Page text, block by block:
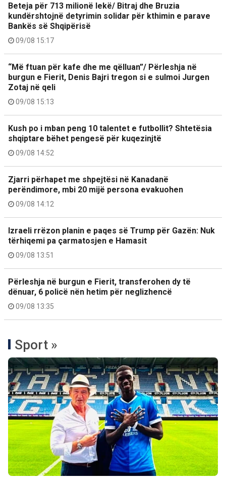
Beteja për 713 milionë lekë/ Bitraj dhe Bruzia
kundërshtojnë detyrimin solidar për kthimin e parave
Bankës së Shqipërisë
09/08 15:17
“Më ftuan për kafe dhe me qëlluan”/ Përleshja në
burgun e Fierit, Denis Bajri tregon si e sulmoi Jurgen
Zotaj në qeli
09/08 15:13
Kush po i mban peng 10 talentet e futbollit? Shtetësia
shqiptare bëhet pengesë për kuqezinjtë
09/08 14:52
Zjarri përhapet me shpejtësi në Kanadanë
perëndimore, mbi 20 mijë persona evakuohen
09/08 14:12
Izraeli rrëzon planin e paqes së Trump për Gazën: Nuk
tërhiqemi pa çarmatosjen e Hamasit
09/08 13:51
Përleshja në burgun e Fierit, transferohen dy të
dënuar, 6 policë nën hetim për neglizhencë
09/08 13:35
Sport »